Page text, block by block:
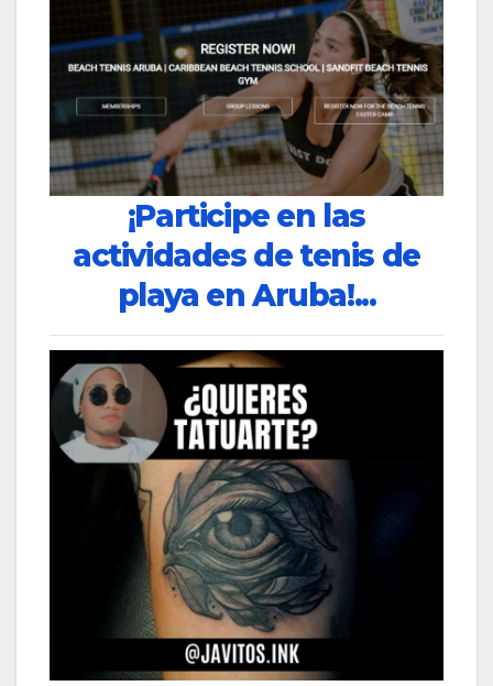
¡Participe en las
actividades de tenis de
playa en Aruba!...